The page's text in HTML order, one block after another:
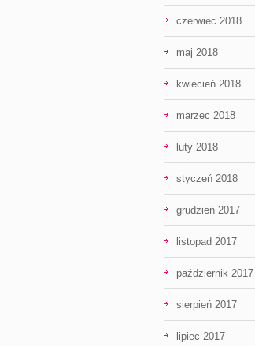
czerwiec 2018
maj 2018
kwiecień 2018
marzec 2018
luty 2018
styczeń 2018
grudzień 2017
listopad 2017
październik 2017
sierpień 2017
lipiec 2017